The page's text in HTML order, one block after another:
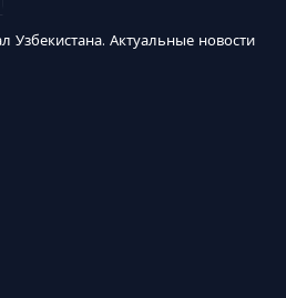
Узбекистана. Актуальные новости